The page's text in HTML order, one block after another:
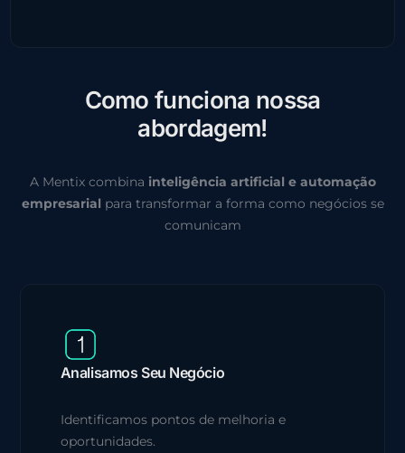
Como funciona nossa
abordagem!
A Mentix combina inteligência artificial e automação
empresarial para transformar a forma como negócios se
comunicam
Analisamos Seu Negócio
Identificamos pontos de melhoria e
oportunidades.